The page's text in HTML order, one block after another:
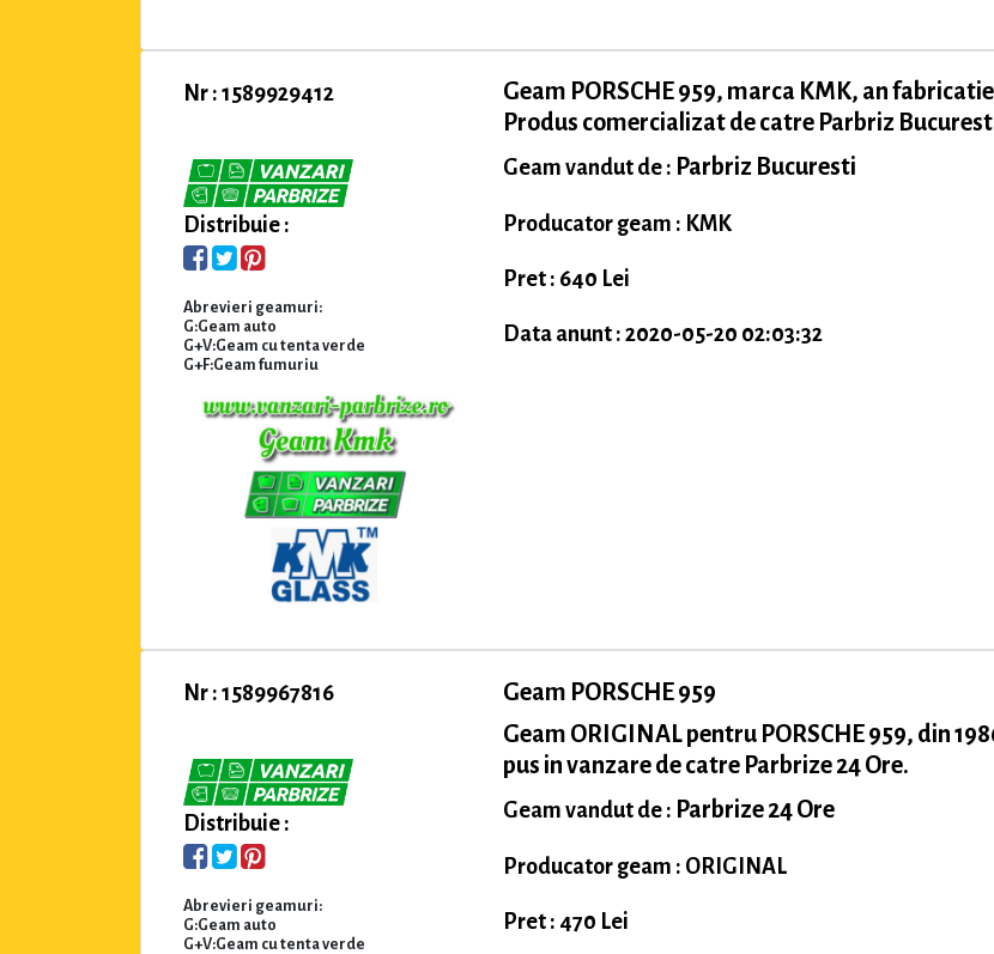
Nr : 1589929412
Distribuie :
Abrevieri geamuri:
G:Geam auto
G+V:Geam cu tenta verde
G+F:Geam fumuriu
Geam PORSCHE 959, marca KMK, an fabricatie
Produs comercializat de catre Parbriz
Geam vandut de : Parbriz Bucuresti
Producator geam : KMK
Pret : 640 Lei
Data anunt : 2020-05-20 02:03:32
Nr : 1589967816
Distribuie :
Abrevieri geamuri:
G:Geam auto
G+V:Geam cu tenta verde
Geam PORSCHE 959
Geam ORIGINAL pentru PORSCHE 959, din
pus in vanzare de catre Parbrize 24 Ore.
Geam vandut de : Parbrize 24 Ore
Producator geam : ORIGINAL
Pret : 470 Lei